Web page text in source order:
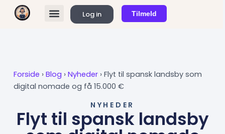
Log in Tilmeld
Forside › Blog › Nyheder ›Flyt til spansk landsby som
digital nomade og få 15.000 €
NYHEDER
Flyt til spansk landsby